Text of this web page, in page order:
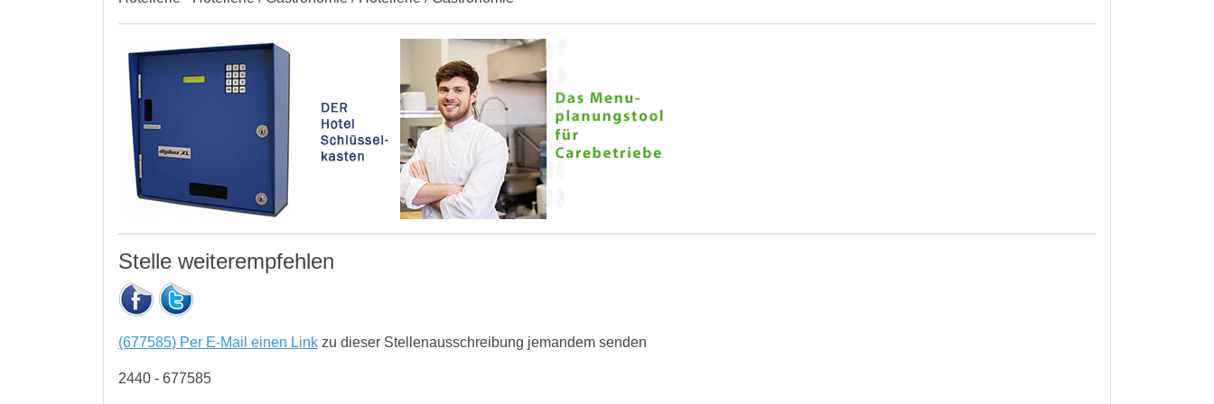
Stelle weiterempfehlen
(677585) Per E-Mail einen Link zu dieser Stellenausschreibung jemandem senden
2440 - 677585